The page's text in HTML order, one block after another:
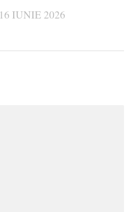
16 IUNIE 2026